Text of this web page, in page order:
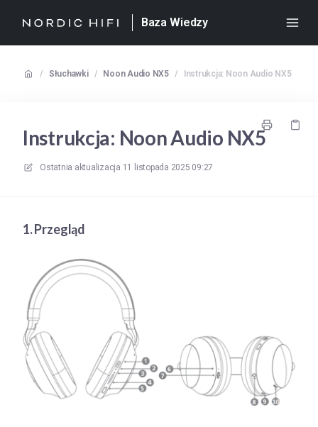
Baza Wiedzy
/ Słuchawki / Noon Audio NX5 / Instrukcja: Noon Audio NX5
Instrukcja: Noon Audio NX5
Ostatnia aktualizacja 11 listopada 2025 09:27
1. Przegląd